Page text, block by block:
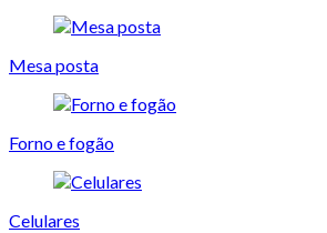
Mesa posta
Forno e fogão
Celulares